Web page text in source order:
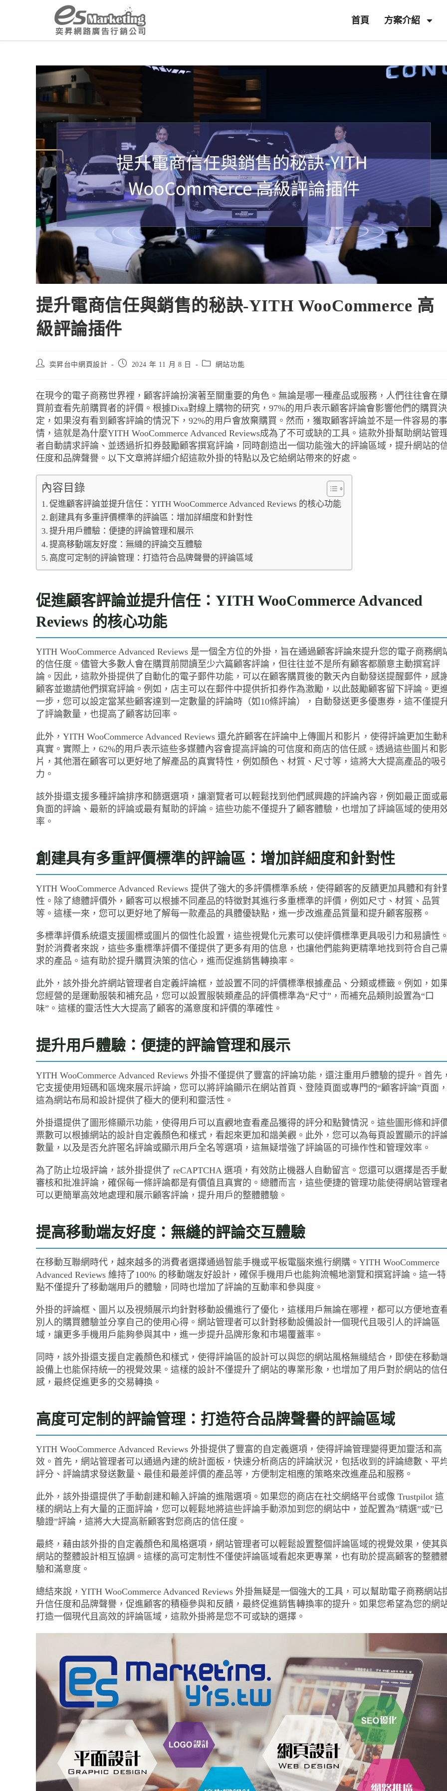
首頁 方案介紹
提升電商信任與銷售的秘訣-YITH WooCommerce 高
級評論插件
奕昇台中網頁設計 2024 年 11 月 8 日 網站功能
在現今的電子商務世界裡，顧客評論扮演著至關重要的角色。無論是哪一種產品或服務，人們往往會在
買前查看先前購買者的評價。根據Dixa對線上購物的研究，97%的用戶表示顧客評論會影響他們的購買決
定，如果沒有看到顧客評論的情況下，92%的用戶會放棄購買。然而，獲取顧客評論並不是一件容易的事
情，這就是為什麼YITH WooCommerce Advanced Reviews成為了不可或缺的工具。這款外掛幫助網站管
者自動請求評論、並透過折扣券鼓勵顧客撰寫評論，同時創造出一個功能強大的評論區域，提升網站的
任度和品牌聲譽。以下文章將詳細介紹這款外掛的特點以及它給網站帶來的好處。
內容目錄
促進顧客評論並提升信任：YITH WooCommerce Advanced Reviews 的核心功能
創建具有多重評價標準的評論區：增加詳細度和針對性
提升用戶體驗：便捷的評論管理和展示
提高移動端友好度：無縫的評論交互體驗
高度可定制的評論管理：打造符合品牌聲譽的評論區域
促進顧客評論並提升信任：YITH WooCommerce Advanced
Reviews 的核心功能
YITH WooCommerce Advanced Reviews 是一個全方位的外掛，旨在通過顧客評論來提升您的電子商務網
的信任度。儘管大多數人會在購買前閱讀至少六篇顧客評論，但往往並不是所有顧客都願意主動撰寫評
論。因此，這款外掛提供了自動化的電子郵件功能，可以在顧客購買後的數天內自動發送提醒郵件，感
顧客並邀請他們撰寫評論。例如，店主可以在郵件中提供折扣券作為激勵，以此鼓勵顧客留下評論。更
一步，您可以設定當某些顧客達到一定數量的評論時（如10條評論），自動發送更多優惠券，這不僅提
了評論數量，也提高了顧客訪回率。
此外，YITH WooCommerce Advanced Reviews 還允許顧客在評論中上傳圖片和影片，使得評論更加生動
真實。實際上，62%的用戶表示這些多媒體內容會提高評論的可信度和商店的信任感。透過這些圖片和影
片，其他潛在顧客可以更好地了解產品的真實特性，例如顏色、材質、尺寸等，這將大大提高產品的吸
力。
該外掛還支援多種評論排序和篩選選項，讓瀏覽者可以輕鬆找到他們感興趣的評論內容，例如最正面或
負面的評論、最新的評論或最有幫助的評論。這些功能不僅提升了顧客體驗，也增加了評論區域的使用
率。
創建具有多重評價標準的評論區：增加詳細度和針對性
YITH WooCommerce Advanced Reviews 提供了強大的多評價標準系統，使得顧客的反饋更加具體和有針
性。除了總體評價外，顧客可以根據不同產品的特徵對其進行多重標準的評價，例如尺寸、材質、品質
等。這樣一來，您可以更好地了解每一款產品的具體優缺點，進一步改進產品質量和提升顧客服務。
多標準評價系統還支援圖標或圖片的個性化設置，這些視覺化元素可以使評價標準更具吸引力和易讀性
對於消費者來說，這些多重標準評價不僅提供了更多有用的信息，也讓他們能夠更精準地找到符合自己
求的產品。這有助於提升購買決策的信心，進而促進銷售轉換率。
此外，該外掛允許網站管理者自定義評論框，並設置不同的評價標準根據產品、分類或標籤。例如，如
您經營的是運動服裝和補充品，您可以設置服裝類產品的評價標準為“尺寸”，而補充品類則設置為“口
味”。這樣的靈活性大大提高了顧客的滿意度和評價的準確性。
提升用戶體驗：便捷的評論管理和展示
YITH WooCommerce Advanced Reviews 外掛不僅提供了豐富的評論功能，還注重用戶體驗的提升。首先
它支援使用短碼和區塊來展示評論，您可以將評論顯示在網站首頁、登陸頁面或專門的“顧客評論”頁面
這為網站布局和設計提供了極大的便利和靈活性。
外掛還提供了圖形條顯示功能，使得用戶可以直觀地查看產品獲得的評分和點贊情況。這些圖形條和評
票數可以根據網站的設計自定義顏色和樣式，看起來更加和諧美觀。此外，您可以為每頁設置顯示的評
數量，以及是否允許匿名評論或顯示用戶全名等選項，這無疑增強了評論區的可操作性和管理效率。
為了防止垃圾評論，該外掛提供了 reCAPTCHA 選項，有效防止機器人自動留言。您還可以選擇是否手
審核和批准評論，確保每一條評論都是有價值且真實的。總體而言，這些便捷的管理功能使得網站管理
可以更簡單高效地處理和展示顧客評論，提升用戶的整體體驗。
提高移動端友好度：無縫的評論交互體驗
在移動互聯網時代，越來越多的消費者選擇通過智能手機或平板電腦來進行網購。YITH WooCommerce
Advanced Reviews 維持了100% 的移動端友好設計，確保手機用戶也能夠流暢地瀏覽和撰寫評論。這一特
點不僅提升了移動端用戶的體驗，同時也增加了評論的互動率和參與度。
外掛的評論框、圖片以及視頻展示均針對移動設備進行了優化，這樣用戶無論在哪裡，都可以方便地查
別人的購買體驗並分享自己的使用心得。網站管理者可以針對移動設備設計一個現代且吸引人的評論區
域，讓更多手機用戶能夠參與其中，進一步提升品牌形象和市場覆蓋率。
同時，該外掛還支援自定義顏色和樣式，使得評論區的設計可以與您的網站風格無縫結合，即使在移動
設備上也能保持統一的視覺效果。這樣的設計不僅提升了網站的專業形象，也增加了用戶對於網站的信
感，最終促進更多的交易轉換。
高度可定制的評論管理：打造符合品牌聲譽的評論區域
YITH WooCommerce Advanced Reviews 外掛提供了豐富的自定義選項，使得評論管理變得更加靈活和高
效。首先，網站管理者可以通過內建的統計面板，快速分析商店的評論狀況，包括收到的評論總數、平
評分、評論請求發送數量、最佳和最差評價的產品等，方便制定相應的策略來改進產品和服務。
此外，該外掛還提供了手動創建和輸入評論的進階選項。如果您的商店在社交網絡平台或像 Trustpilot 這
樣的網站上有大量的正面評論，您可以輕鬆地將這些評論手動添加到您的網站中，並配置為”精選”或”已
驗證”評論，這將大大提高新顧客對您商店的信任度。
最終，藉由該外掛的自定義顏色和風格選項，網站管理者可以輕鬆設置整個評論區域的視覺效果，使其
網站的整體設計相互協調。這樣的高可定制性不僅使評論區域看起來更專業，也有助於提高顧客的整體
驗和滿意度。
總結來說，YITH WooCommerce Advanced Reviews 外掛無疑是一個強大的工具，可以幫助電子商務網站
升信任度和品牌聲譽，促進顧客的積極參與和反饋，最終促進銷售轉換率的提升。如果您希望為您的網
打造一個現代且高效的評論區域，這款外掛將是您不可或缺的選擇。